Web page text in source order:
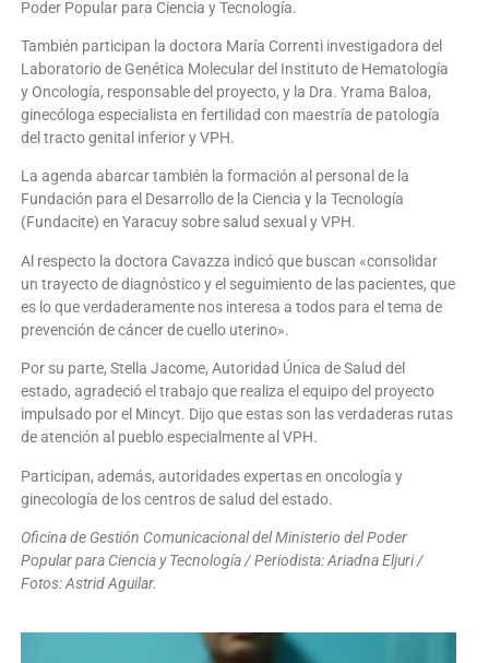
Poder Popular para Ciencia y Tecnología.
También participan la doctora María Correnti investigadora del
Laboratorio de Genética Molecular del Instituto de Hematología
y Oncología, responsable del proyecto, y la Dra. Yrama Baloa,
ginecóloga especialista en fertilidad con maestría de patología
del tracto genital inferior y VPH.
La agenda abarcar también la formación al personal de la
Fundación para el Desarrollo de la Ciencia y la Tecnología
(Fundacite) en Yaracuy sobre salud sexual y VPH.
Al respecto la doctora Cavazza indicó que buscan «consolidar
un trayecto de diagnóstico y el seguimiento de las pacientes, que
es lo que verdaderamente nos interesa a todos para el tema de
prevención de cáncer de cuello uterino».
Por su parte, Stella Jacome, Autoridad Única de Salud del
estado, agradeció el trabajo que realiza el equipo del proyecto
impulsado por el Mincyt. Dijo que estas son las verdaderas rutas
de atención al pueblo especialmente al VPH.
Participan, además, autoridades expertas en oncología y
ginecología de los centros de salud del estado.
Oficina de Gestión Comunicacional del Ministerio del Poder
Popular para Ciencia y Tecnología / Periodista: Ariadna Eljuri /
Fotos: Astrid Aguilar.